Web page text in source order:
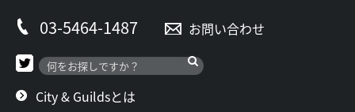
03-5464-1487 お問い合わせ
City & Guildsとは